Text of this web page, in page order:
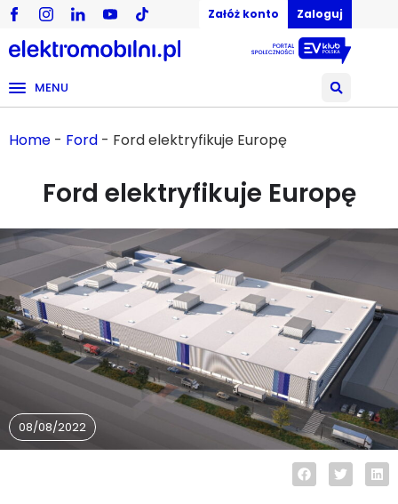
Załóż konto Zaloguj
MENU
Home - Ford - Ford elektryfikuje Europę
Ford elektryfikuje Europę
08/08/2022